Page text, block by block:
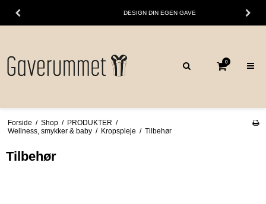
DESIGN DIN EGEN GAVE
0
Forside / Shop / PRODUKTER /
Wellness, smykker & baby / Kropspleje / Tilbehør
Tilbehør